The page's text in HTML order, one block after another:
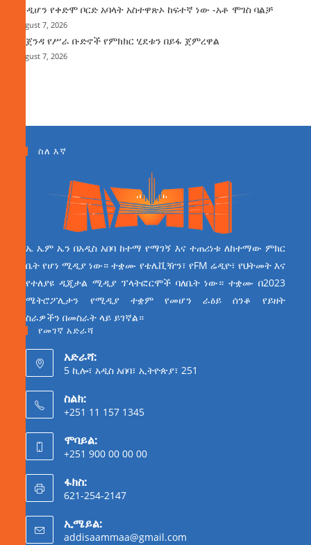
እንዲሆን የቀድሞ ቦርድ አባላት አስተዋጽኦ ከፍተኛ ነው -አቶ ሞገስ ባልቻ
August 7, 2026
የአጀንዳ የሥራ ቡድኖች የምክክር ሂደቱን በይፋ ጀምረዋል
August 7, 2026
ስለ እኛ
ኤ ኤም ኤን በአዲስ አበባ ከተማ የማገኝ እና ተጠሪነቱ ለከተማው ምክር
ቤት የሆነ ሚዲያ ነው። ተቋሙ የቴሌቪዥን፣ የFM ሬዲዮ፣ የህትመት እና
የተለያዩ ዲጂታል ሚዲያ ፕላትፎርሞች ባለቤት ነው። ተቋሙ በ2023
ሜትሮፖሊታን የሚዲያ ተቋም የመሆን ራዕይ ሰንቆ የይዘት
ስራዎችን በመስራት ላይ ይገኛል።
የመገኛ አድራሻ
አድራሻ:
5 ኪሎ፣ አዲስ አበባ፣ ኢትዮጵያ፣ 251
ስልክ:
+251 11 157 1345
ሞባይል:
+251 900 00 00 00
ፋክስ:
621-254-2147
ኢሜይል:
addisaammaa@gmail.com